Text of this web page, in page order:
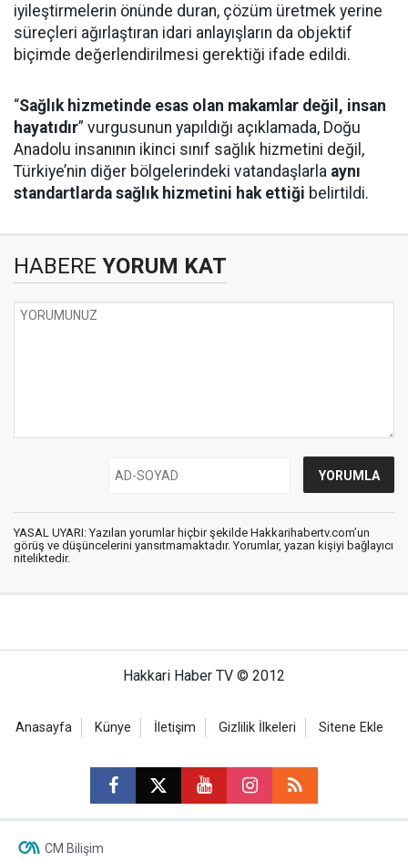
iyileştirmelerin önünde duran, çözüm üretmek yerine
süreçleri ağırlaştıran idari anlayışların da objektif
biçimde değerlendirilmesi gerektiği ifade edildi.
“Sağlık hizmetinde esas olan makamlar değil, insan
hayatıdır” vurgusunun yapıldığı açıklamada, Doğu
Anadolu insanının ikinci sınıf sağlık hizmetini değil,
Türkiye’nin diğer bölgelerindeki vatandaşlarla aynı
standartlarda sağlık hizmetini hak ettiği belirtildi.
HABERE YORUM KAT
YASAL UYARI: Yazılan yorumlar hiçbir şekilde Hakkarihabertv.com’un
görüş ve düşüncelerini yansıtmamaktadır. Yorumlar, yazan kişiyi bağlayıcı
niteliktedir.
Hakkari Haber TV © 2012
Anasayfa Künye İletişim Gizlilik İlkeleri Sitene Ekle
CM Bilişim